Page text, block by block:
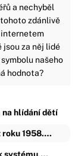
a nechyběl
zdánlivě
internetem
za něj lidé
našeho
hodnota?
na hlídání dětí
roku 1958.…